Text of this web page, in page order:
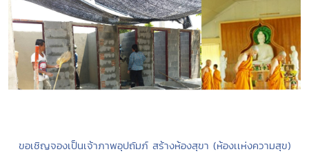
ขอเชิญจองเป็นเจ้าภาพอุปถัมภ์ สร้างห้องสุขา (ห้องเเห่งความสุข)